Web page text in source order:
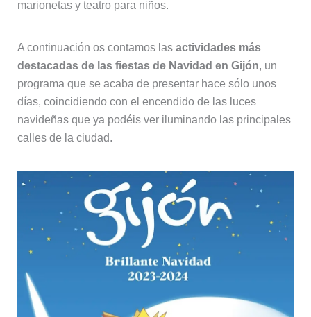
marionetas y teatro para niños.
A continuación os contamos las actividades más
destacadas de las fiestas de Navidad en Gijón, un
programa que se acaba de presentar hace sólo unos
días, coincidiendo con el encendido de las luces
navideñas que ya podéis ver iluminando las principales
calles de la ciudad.